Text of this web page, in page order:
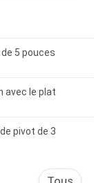
5 pouces
avec le plat
pivot de 3